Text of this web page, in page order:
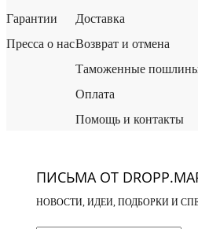
Гарантии
Пресса о нас
Доставка
Возврат и отмена
Таможенные
Оплата
Помощь и контакты
ПИСЬМА ОТ
НОВОСТИ, ИДЕИ, ПОДБОРКИ И